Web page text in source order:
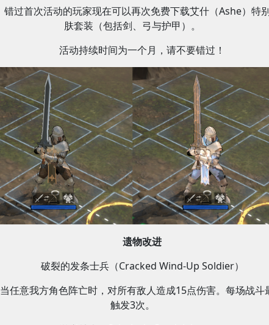
错过首次活动的玩家现在可以再次免费下载艾什（Ashe）特
肤套装（包括剑、弓与护甲）。
活动持续时间为一个月，请不要错过！
遗物改进
破裂的发条士兵（Cracked Wind-Up Soldier）
当任意我方角色阵亡时，对所有敌人造成15点伤害。每场战斗
触发3次。